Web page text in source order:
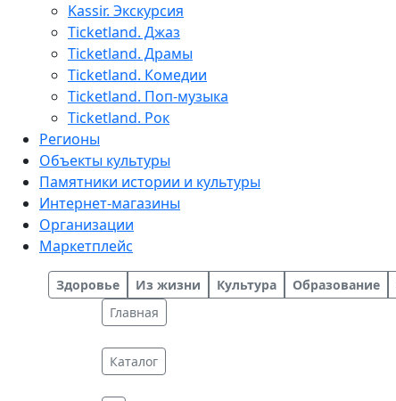
Kassir. Экскурсия
Ticketland. Джаз
Ticketland. Драмы
Ticketland. Комедии
Ticketland. Поп-музыка
Ticketland. Рок
Регионы
Объекты культуры
Памятники истории и культуры
Интернет-магазины
Организации
Маркетплейс
Здоровье Из жизни Культура Образование
Главная
Каталог